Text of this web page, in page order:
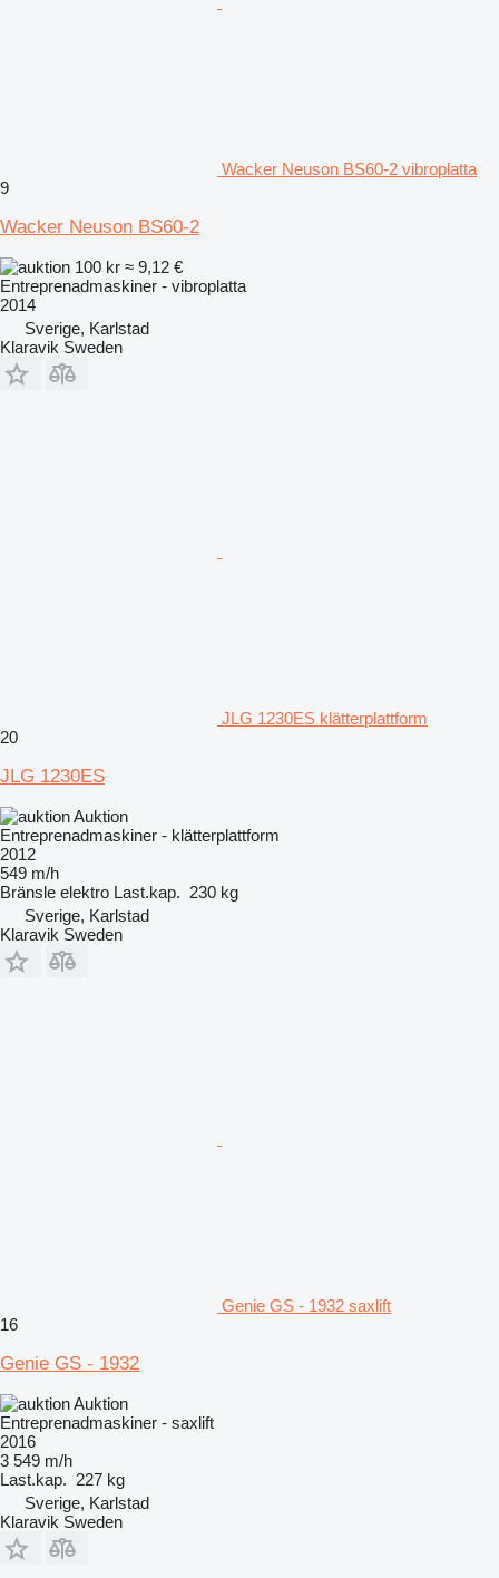
Wacker Neuson BS60-2 vibroplatta
9
Wacker Neuson BS60-2
100 kr ≈ 9,12 €
Entreprenadmaskiner - vibroplatta
2014
Sverige, Karlstad
Klaravik Sweden
JLG 1230ES klätterplattform
20
JLG 1230ES
Auktion
Entreprenadmaskiner - klätterplattform
2012
549 m/h
Bränsle elektro Last.kap. 230 kg
Sverige, Karlstad
Klaravik Sweden
Genie GS - 1932 saxlift
16
Genie GS - 1932
Auktion
Entreprenadmaskiner - saxlift
2016
3 549 m/h
Last.kap. 227 kg
Sverige, Karlstad
Klaravik Sweden